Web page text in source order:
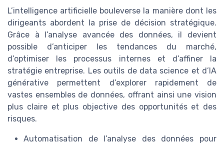
L’intelligence artificielle bouleverse la manière dont les
dirigeants abordent la prise de décision stratégique.
Grâce à l’analyse avancée des données, il devient
possible d’anticiper les tendances du marché,
d’optimiser les processus internes et d’affiner la
stratégie entreprise. Les outils de data science et d’IA
générative permettent d’explorer rapidement de
vastes ensembles de données, offrant ainsi une vision
plus claire et plus objective des opportunités et des
risques.
Automatisation de l’analyse des données pour